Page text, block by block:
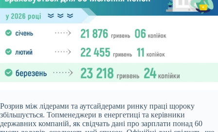
Розрив між лідерами та аутсайдерами ринку праці щороку
збільшується. Топменеджери в енергетиці та керівники
державних компаній, як свідчать дані про зарплати понад 60